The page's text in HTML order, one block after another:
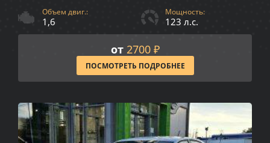
Объем двиг.:
1,6
Мощность:
123 л.с.
от 2700 ₽
ПОСМОТРЕТЬ ПОДРОБНЕЕ